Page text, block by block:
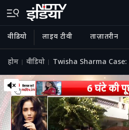
वीडियो लाइव टीवी ताज़ातरीन
होम वीडियो Twisha Sharma